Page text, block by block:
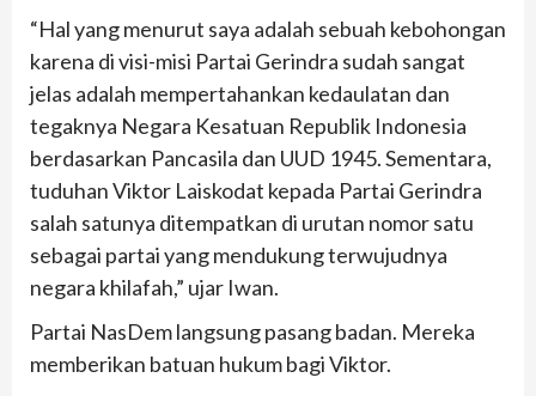
“Hal yang menurut saya adalah sebuah kebohongan
karena di visi-misi Partai Gerindra sudah sangat
jelas adalah mempertahankan kedaulatan dan
tegaknya Negara Kesatuan Republik Indonesia
berdasarkan Pancasila dan UUD 1945. Sementara,
tuduhan Viktor Laiskodat kepada Partai Gerindra
salah satunya ditempatkan di urutan nomor satu
sebagai partai yang mendukung terwujudnya
negara khilafah,” ujar Iwan.
Partai NasDem langsung pasang badan. Mereka
memberikan batuan hukum bagi Viktor.